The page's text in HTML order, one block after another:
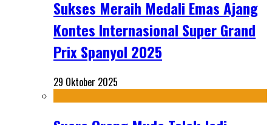
Sukses Meraih Medali Emas Ajang
Kontes Internasional Super Grand
Prix Spanyol 2025
29 Oktober 2025